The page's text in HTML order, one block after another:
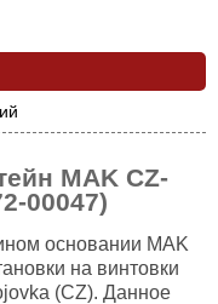
MAK CZ-
00047)
основании MAK
на винтовки
(CZ). Данное